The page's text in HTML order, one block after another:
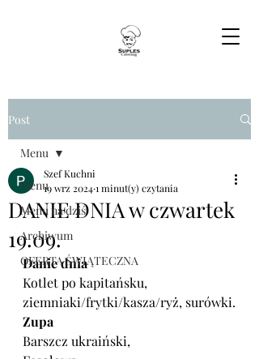
Post
Menu
Menu na dziś
Archiwum
OFERTA ŚWIĄTECZNA
Menu
DANIE DNIA w czwartek
19.09.
Szef Kuchni
19 wrz 20241 minut(y) czytania
Danie dnia
Kotlet po kapitańsku,
ziemniaki/frytki/kasza/ryż, surówki.
Zupa
Barszcz ukraiński,